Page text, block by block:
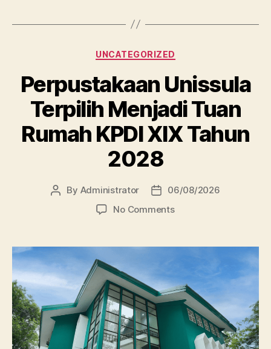
Categories
UNCATEGORIZED
Perpustakaan Unissula
Terpilih Menjadi Tuan
Rumah KPDI XIX Tahun
2028
Post
By Administrator
Post
date
06/08/2026
No Commentson
Terpilih
Rumah
KPDI
XIX
Tahun
2028